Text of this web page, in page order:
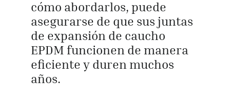
cómo abordarlos, puede
asegurarse de que sus juntas
de expansión de caucho
EPDM funcionen de manera
eficiente y duren muchos
años.